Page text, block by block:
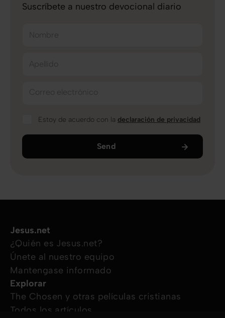
Suscríbete a nuestro devocional diario
Nombre
Apellido
Correo electrónico
Estoy de acuerdo con la declaración de privacidad
Send
Jesus.net
¿Quién es Jesus.net?
Únete al nuestro equipo
Mantengase informado
Explorar
The Chosen y otras películas cristianas
Todos los artículos